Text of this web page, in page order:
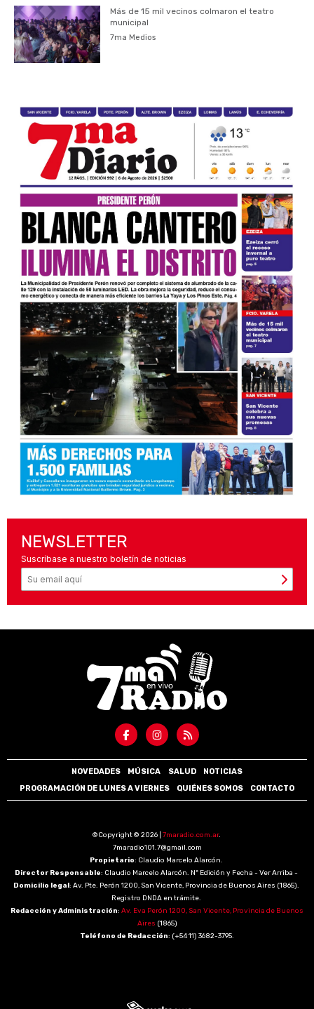
Más de 15 mil vecinos colmaron el teatro
municipal
7ma Medios
NEWSLETTER
Suscríbase a nuestro boletín de noticias
NOVEDADES MÚSICA SALUD
NOTICIAS
PROGRAMACIÓN DE LUNES A VIERNES
QUIÉNES SOMOS CONTACTO
©Copyright © 2026 | 7maradio.com.ar.
7maradio101.7@gmail.com
Propietario: Claudio Marcelo Alarcón.
Director Responsable: Claudio Marcelo Alarcón. Nº Edición y Fecha - Ver Arriba -
Domicilio legal: Av. Pte. Perón 1200, San Vicente, Provincia de Buenos Aires (1865).
Registro DNDA en trámite.
Redacción y Administración: Av. Eva Perón 1200, San Vicente, Provincia de Buenos
Aires (1865)
Teléfono de Redacción: (+54 11) 3682-3795.